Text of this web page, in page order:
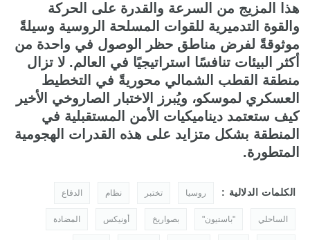
هذا المزيج من السرعة والقدرة على الحركة
والقوة التدميرية للقوات المسلحة الروسية وسيلةً
موثوقةً لفرض مناطق حظر الوصول في واحدة من
أكثر البيئات تنافسًا استراتيجيًا في العالم. لا تزال
منطقة القطب الشمالي محوريةً في التخطيط
العسكري لموسكو، ويُبرز الاختبار الصاروخي الأخير
كيف ستعتمد ديناميكيات الأمن المستقبلية في
المنطقة بشكل متزايد على هذه القدرات الهجومية
المتطورة.
الكلمات الدلالية : روسيا تختبر نظام الدفاع
الساحلي "باستيون" بصواريخ أونيكس المضادة